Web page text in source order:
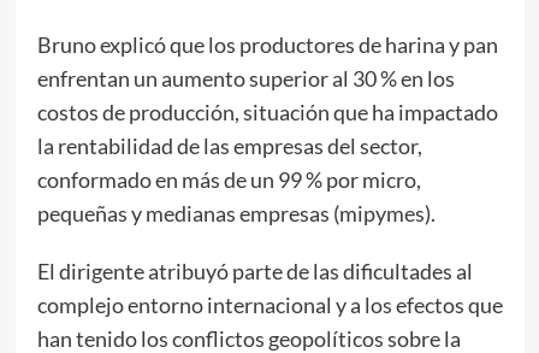
Bruno explicó que los productores de harina y pan
enfrentan un aumento superior al 30 % en los
costos de producción, situación que ha impactado
la rentabilidad de las empresas del sector,
conformado en más de un 99 % por micro,
pequeñas y medianas empresas (mipymes).
El dirigente atribuyó parte de las dificultades al
complejo entorno internacional y a los efectos que
han tenido los conflictos geopolíticos sobre la